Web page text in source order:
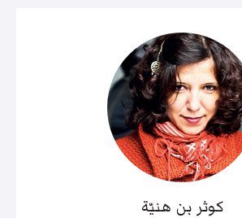
كوثر بن هنيّة